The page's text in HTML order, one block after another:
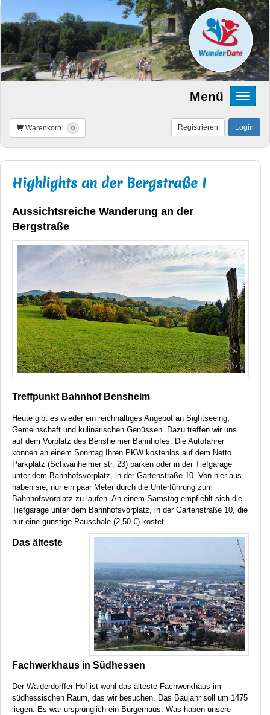
Menü
Warenkorb 0 Login
Registrieren
Highlights an der Bergstraße I
Aussichtsreiche Wanderung an der
Bergstraße
Treffpunkt Bahnhof Bensheim
Heute gibt es wieder ein reichhaltiges Angebot an Sightseeing,
Gemeinschaft und kulinarischen Genüssen. Dazu treffen wir uns
auf dem Vorplatz des Bensheimer Bahnhofes. Die Autofahrer
können an einem Sonntag Ihren PKW kostenlos auf dem Netto
Parkplatz (Schwanheimer str. 23) parken oder in der Tiefgarage
unter dem Bahnhofsvorplatz, in der Gartenstraße 10. Von hier aus
haben sie, nur ein paar Meter durch die Unterführung zum
Bahnhofsvorplatz zu laufen. An einem Samstag empfiehlt sich die
Tiefgarage unter dem Bahnhofsvorplatz, in der Gartenstraße 10, die
nur eine günstige Pauschale (2,50 €) kostet.
Das älteste
Fachwerkhaus in Südhessen
Der Walderdorffer Hof ist wohl das älteste Fachwerkhaus im
südhessischen Raum, das wir besuchen. Das Baujahr soll um 1475
liegen. Es war ursprünglich ein Bürgerhaus. Was haben unsere